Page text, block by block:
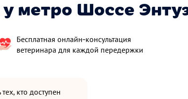
метро Шоссе
Бесплатная онлайн‑консультация
ветеринара для каждой передержки
кто доступен